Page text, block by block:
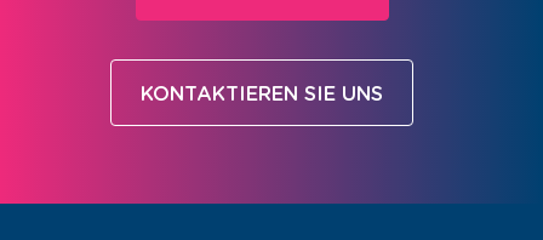
KONTAKTIEREN SIE UNS